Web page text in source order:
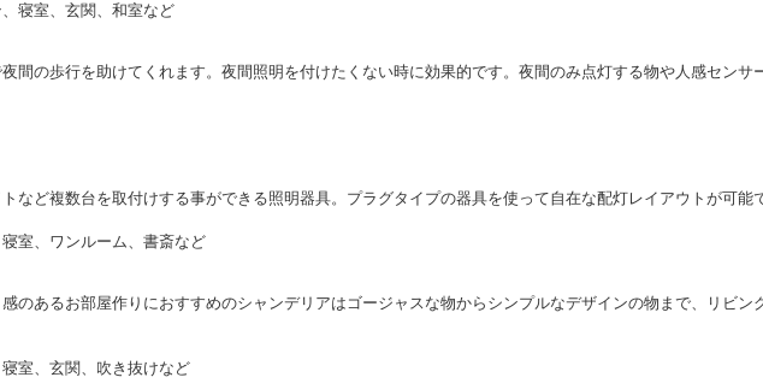
寝室、玄関、和室など
間の歩行を助けてくれます。夜間照明を付けたくない時に効果的です。夜間のみ点灯する物や人感センサ
など複数台を取付けする事ができる照明器具。プラグタイプの器具を使って自在な配灯レイアウトが可能
室、ワンルーム、書斎など
のあるお部屋作りにおすすめのシャンデリアはゴージャスな物からシンプルなデザインの物まで、リビン
室、玄関、吹き抜けなど